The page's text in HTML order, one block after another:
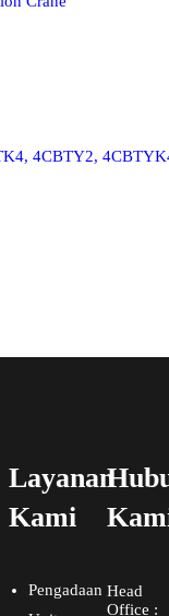
Layanan
Kami
Pengadaan Head
Office :